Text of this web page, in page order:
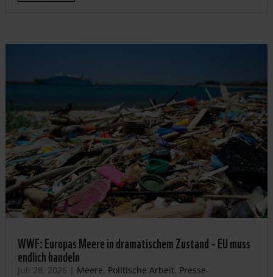
WWF: Europas Meere in dramatischem Zustand – EU muss
endlich handeln
Juli 28, 2026 | Meere, Politische Arbeit, Presse-